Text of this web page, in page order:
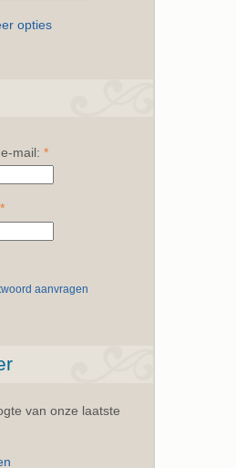
opties
e-mail:*
*
aanvragen
van onze laatste